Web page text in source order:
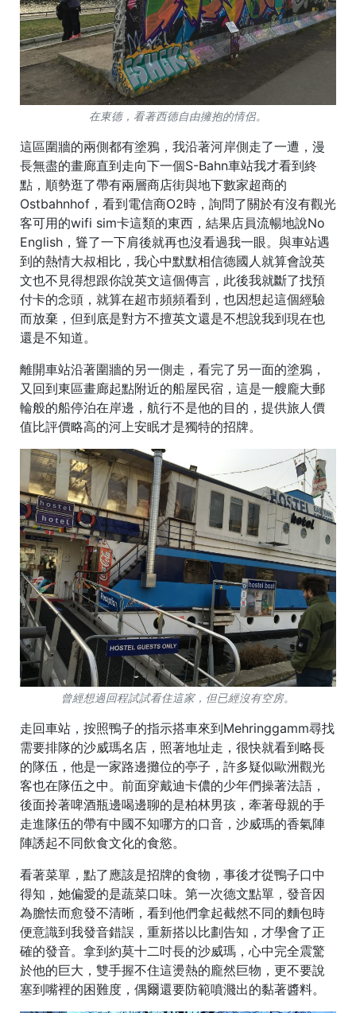
在東德，看著西德自由擁抱的情侶。
這區圍牆的兩側都有塗鴉，我沿著河岸側走了一遭，漫
長無盡的畫廊直到走向下一個S-Bahn車站我才看到終
點，順勢逛了帶有兩層商店街與地下數家超商的
Ostbahnhof，看到電信商O2時，詢問了關於有沒有觀光
客可用的wifi sim卡這類的東西，結果店員流暢地說No
English，聳了一下肩後就再也沒看過我一眼。與車站遇
到的熱情大叔相比，我心中默默相信德國人就算會說英
文也不見得想跟你說英文這個傳言，此後我就斷了找預
付卡的念頭，就算在超市頻頻看到，也因想起這個經驗
而放棄，但到底是對方不擅英文還是不想說我到現在也
還是不知道。
離開車站沿著圍牆的另一側走，看完了另一面的塗鴉，
又回到東區畫廊起點附近的船屋民宿，這是一艘龐大郵
輪般的船停泊在岸邊，航行不是他的目的，提供旅人價
值比評價略高的河上安眠才是獨特的招牌。
曾經想過回程試試看住這家，但已經沒有空房。
走回車站，按照鴨子的指示搭車來到Mehringgamm尋找
需要排隊的沙威瑪名店，照著地址走，很快就看到略長
的隊伍，他是一家路邊攤位的亭子，許多疑似歐洲觀光
客也在隊伍之中。前面穿戴迪卡儂的少年們操著法語，
後面拎著啤酒瓶邊喝邊聊的是柏林男孩，牽著母親的手
走進隊伍的帶有中國不知哪方的口音，沙威瑪的香氣陣
陣誘起不同飲食文化的食慾。
看著菜單，點了應該是招牌的食物，事後才從鴨子口中
得知，她偏愛的是蔬菜口味。第一次德文點單，發音因
為膽怯而愈發不清晰，看到他們拿起截然不同的麵包時
便意識到我發音錯誤，重新搭以比劃告知，才學會了正
確的發音。拿到約莫十二吋長的沙威瑪，心中完全震驚
於他的巨大，雙手握不住這燙熱的龐然巨物，更不要說
塞到嘴裡的困難度，偶爾還要防範噴濺出的黏著醬料。